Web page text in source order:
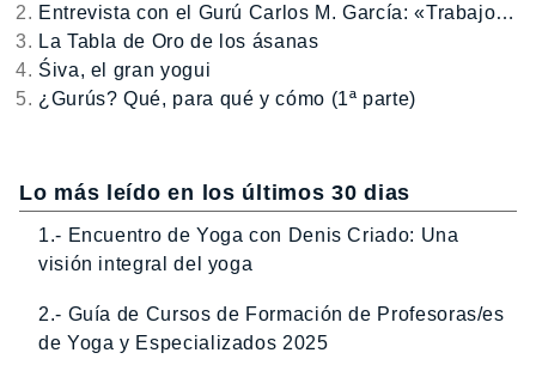
Entrevista con el Gurú Carlos M. García: «Trabajo…
La Tabla de Oro de los ásanas
Śiva, el gran yogui
¿Gurús? Qué, para qué y cómo (1ª parte)
Lo más leído en los últimos 30 dias
1.- Encuentro de Yoga con Denis Criado: Una
visión integral del yoga
2.- Guía de Cursos de Formación de Profesoras/es
de Yoga y Especializados 2025